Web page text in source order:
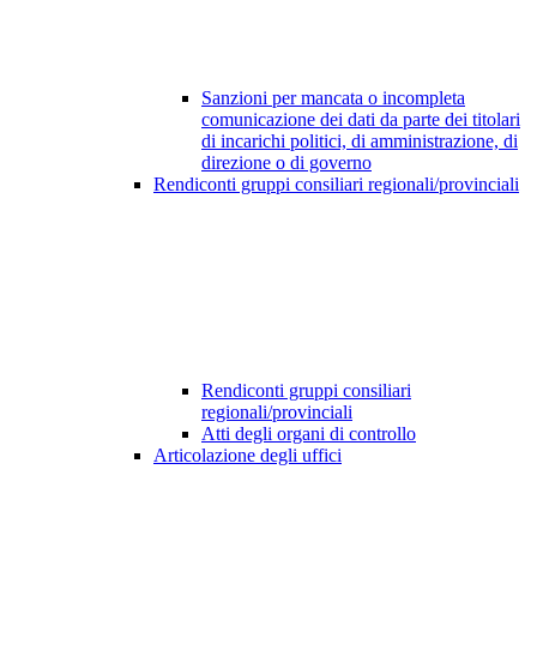
Sanzioni per mancata o incompleta
comunicazione dei dati da parte dei titolari
di incarichi politici, di amministrazione, di
direzione o di governo
Rendiconti gruppi consiliari regionali/provinciali
Rendiconti gruppi consiliari
regionali/provinciali
Atti degli organi di controllo
Articolazione degli uffici